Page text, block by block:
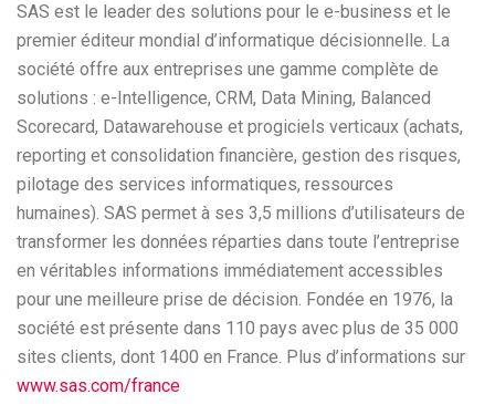
SAS est le leader des solutions pour le e-business et le
premier éditeur mondial d’informatique décisionnelle. La
société offre aux entreprises une gamme complète de
solutions : e-Intelligence, CRM, Data Mining, Balanced
Scorecard, Datawarehouse et progiciels verticaux (achats,
reporting et consolidation financière, gestion des risques,
pilotage des services informatiques, ressources
humaines). SAS permet à ses 3,5 millions d’utilisateurs de
transformer les données réparties dans toute l’entreprise
en véritables informations immédiatement accessibles
pour une meilleure prise de décision. Fondée en 1976, la
société est présente dans 110 pays avec plus de 35 000
sites clients, dont 1400 en France. Plus d’informations sur
www.sas.com/france